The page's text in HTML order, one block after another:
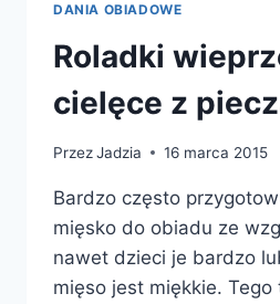
DANIA OBIADOWE
Roladki
cielęce z
PrzezJadzia 16 marca 2015
Bardzo często
mięsko do obiadu ze
nawet dzieci je bardzo
mięso jest miękkie.